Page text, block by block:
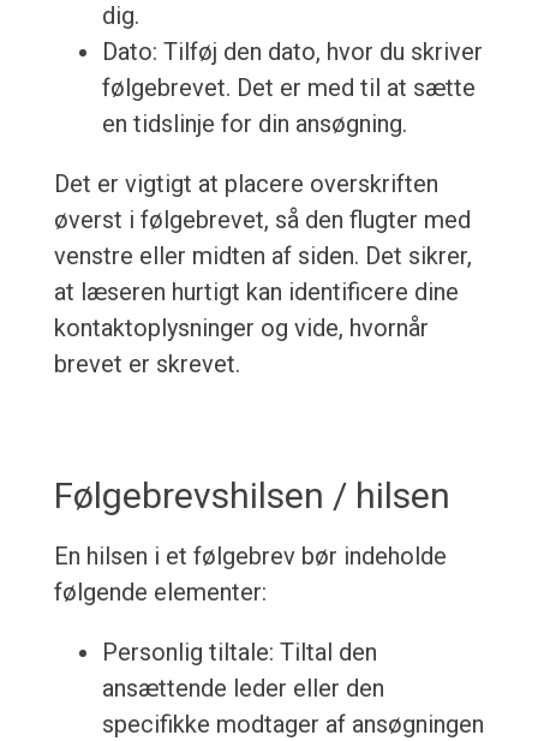
dig.
Dato: Tilføj den dato, hvor du skriver
følgebrevet. Det er med til at sætte
en tidslinje for din ansøgning.
Det er vigtigt at placere overskriften
øverst i følgebrevet, så den flugter med
venstre eller midten af siden. Det sikrer,
at læseren hurtigt kan identificere dine
kontaktoplysninger og vide, hvornår
brevet er skrevet.
Følgebrevshilsen / hilsen
En hilsen i et følgebrev bør indeholde
følgende elementer:
Personlig tiltale: Tiltal den
ansættende leder eller den
specifikke modtager af ansøgningen